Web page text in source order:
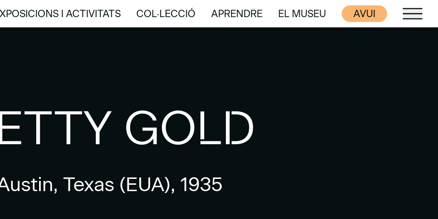
I ACTIVITATS
I ACTIVITATS
COL·LECCIÓ
COL·LECCIÓ
APRENDRE
APRENDRE
EL MUSEU
EL MUSEU
AVUI
GOLD
Texas (EUA), 1935